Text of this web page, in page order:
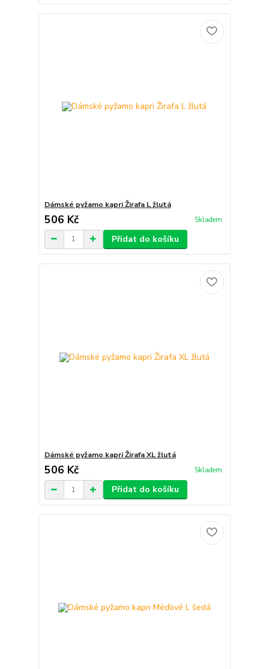
Dámské pyžamo kapri Žirafa L žlutá
506 Kč Skladem
Přidat do košíku
Dámské pyžamo kapri Žirafa XL žlutá
506 Kč Skladem
Přidat do košíku